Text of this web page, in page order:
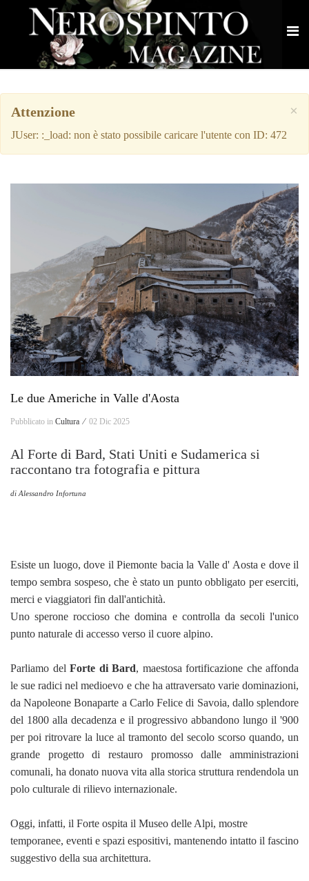
×
Attenzione
JUser: :_load: non è stato possibile caricare l'utente con ID: 472
Le due Americhe in Valle d'Aosta
Pubblicato in Cultura ⁄ 02 Dic 2025
Al Forte di Bard, Stati Uniti e Sudamerica si
raccontano tra fotografia e pittura
di Alessandro Infortuna
Esiste un luogo, dove il Piemonte bacia la Valle d' Aosta e dove il
tempo sembra sospeso, che è stato un punto obbligato per eserciti,
merci e viaggiatori fin dall'antichità.
Uno sperone roccioso che domina e controlla da secoli l'unico
punto naturale di accesso verso il cuore alpino.
Parliamo del Forte di Bard, maestosa fortificazione che affonda
le sue radici nel medioevo e che ha attraversato varie dominazioni,
da Napoleone Bonaparte a Carlo Felice di Savoia, dallo splendore
del 1800 alla decadenza e il progressivo abbandono lungo il '900
per poi ritrovare la luce al tramonto del secolo scorso quando, un
grande progetto di restauro promosso dalle amministrazioni
comunali, ha donato nuova vita alla storica struttura rendendola un
polo culturale di rilievo internazionale.
Oggi, infatti, il Forte ospita il Museo delle Alpi, mostre
temporanee, eventi e spazi espositivi, mantenendo intatto il fascino
suggestivo della sua architettura.